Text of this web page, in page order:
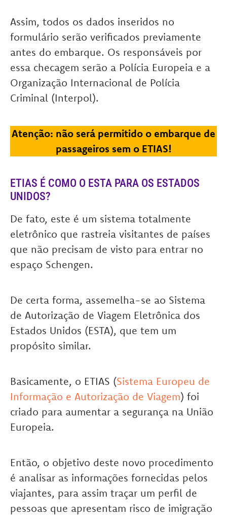
Assim, todos os dados inseridos no
formulário serão verificados previamente
antes do embarque. Os responsáveis por
essa checagem serão a Polícia Europeia e a
Organização Internacional de Polícia
Criminal (Interpol).
Atenção: não será permitido o embarque de
passageiros sem o ETIAS!
ETIAS É COMO O ESTA PARA OS ESTADOS
UNIDOS?
De fato, este é um sistema totalmente
eletrônico que rastreia visitantes de países
que não precisam de visto para entrar no
espaço Schengen.
De certa forma, assemelha-se ao Sistema
de Autorização de Viagem Eletrônica dos
Estados Unidos (ESTA), que tem um
propósito similar.
Basicamente, o ETIAS (Sistema Europeu de
Informação e Autorização de Viagem) foi
criado para aumentar a segurança na União
Europeia.
Então, o objetivo deste novo procedimento
é analisar as informações fornecidas pelos
viajantes, para assim traçar um perfil de
pessoas que apresentam risco de imigração